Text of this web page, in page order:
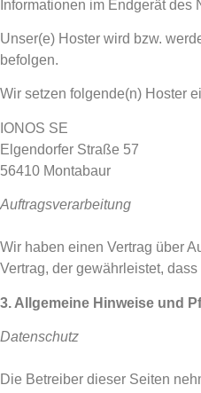
Informationen im Endgerät
Unser(e) Hoster wird bzw.
befolgen.
Wir setzen folgende(n) Hoster
IONOS SE
Elgendorfer Straße 57
56410 Montabaur
Auftragsverarbeitung
Wir haben einen Vertrag über
Vertrag, der gewährleistet,
3. Allgemeine Hinweise und
Datenschutz
Die Betreiber dieser Seiten